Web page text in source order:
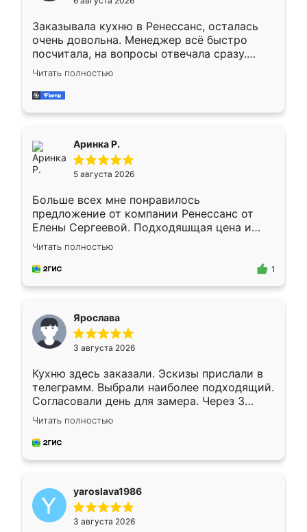
мебели буду заказывать только здесь.
Заказывала кухню в Ренессанс, осталась
очень довольна. Менеджер всё быстро
посчитала, на вопросы отвечала сразу.
Замерщик приехал в субботу, подошёл к
делу со всей ответственностью. Собрали
за день, ребята работали аккуратно, даже
Читать полностью
Аринка Р.
5 августа 2026
Больше всех мне понравилось
предложение от компании Ренессанс от
Елены Сергеевой. Подходяшщая цена и
короткие сроки изготовления. Приехавший
для замера сотрудник Владислав
предложил по моему эскизу самый
Читать полностью
1
Ярослава
3 августа 2026
Кухню здесь заказали. Эскизы прислали в
телеграмм. Выбрали наиболее подходящий.
Согласовали день для замера. Через 3
недели кухня была уже готова. Остались
довольны работой. Спасибо Ренессанс
мебель за качественную работу!
Читать полностью
yaroslava1986
3 августа 2026